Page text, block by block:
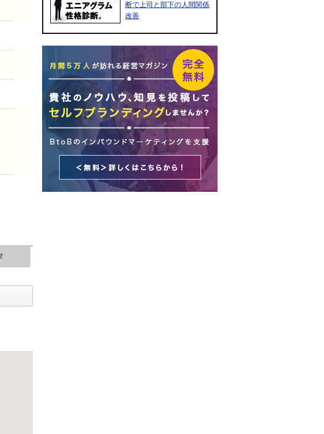
断で上司と部下の人間関係
改善